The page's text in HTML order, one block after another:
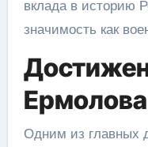
вклада в историю
значимость как
Ермолова
Одним из главных